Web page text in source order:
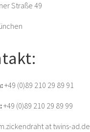
Straße 49
+49 (0)89 210 29 89 91
+49 (0)89 210 29 89 99
at twins-ad.de